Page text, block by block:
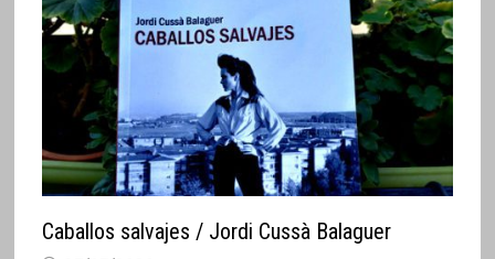
Caballos salvajes / Jordi Cussà Balaguer